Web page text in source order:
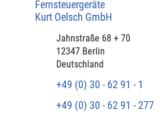
Fernsteuergeräte
Kurt Oelsch GmbH​
​Jahnstraße 68 + 70
12347 Berlin
Deutschland
+49 (0) 30 - 62 91 - 1
+49 (0) 30 - 62 91 - 277